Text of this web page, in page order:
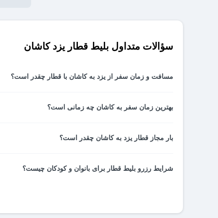
سؤالات متداول بلیط قطار یزد کاشان
مسافت و زمان سفر از یزد به کاشان با قطار چقدر است؟
مسیر ریلی یزد کاشان ۳۹۲ کیلومتر است و حدود ۵ ساعت و چهل و پنج دقیقه در راه خواهید بود.
بهترین زمان سفر به کاشان چه زمانی است؟
بار مجاز قطار یزد به کاشان چقدر است؟
معمولاً در قطار محدودیت بار زیادی ندارید و تا حدود ۴۰ کیلوگرم می‌توانید همراه خود بار داشته باشید.
شرایط رزرو بلیط قطار برای بانوان و کودکان چیست؟